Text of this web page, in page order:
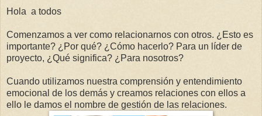
Hola a todos
Comenzamos a ver como relacionarnos con otros. ¿Esto es
importante? ¿Por qué? ¿Cómo hacerlo? Para un líder de
proyecto, ¿Qué significa? ¿Para nosotros?
Cuando utilizamos nuestra comprensión y entendimiento
emocional de los demás y creamos relaciones con ellos a
ello le damos el nombre de gestión de las relaciones.